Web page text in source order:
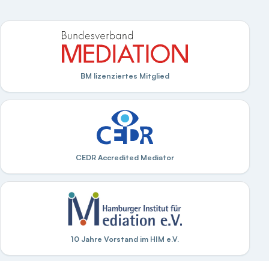
BM lizenziertes Mitglied
CEDR Accredited Mediator
10 Jahre Vorstand im HIM e.V.